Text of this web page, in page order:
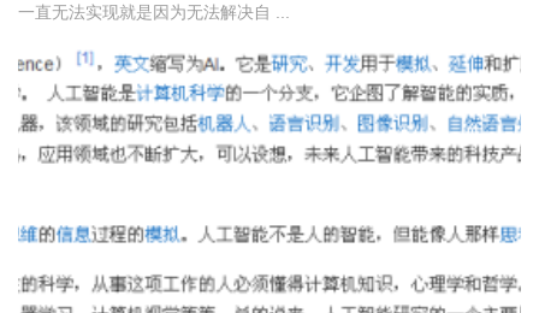
一直无法实现就是因为无法解决自 ...